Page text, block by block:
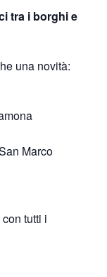
tra i borghi e
una novità:
Marco
tutti i